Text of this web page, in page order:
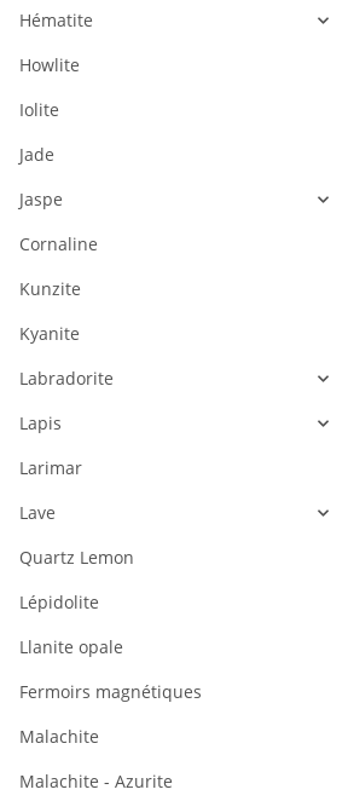
Hématite
Howlite
Iolite
Jade
Jaspe
Cornaline
Kunzite
Kyanite
Labradorite
Lapis
Larimar
Lave
Quartz Lemon
Lépidolite
Llanite opale
Fermoirs magnétiques
Malachite
Malachite - Azurite